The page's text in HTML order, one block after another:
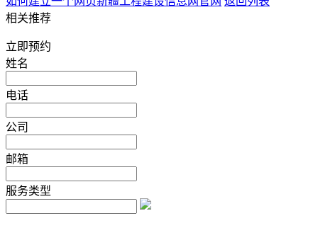
相关推荐
立即预约
姓名
电话
公司
邮箱
服务类型